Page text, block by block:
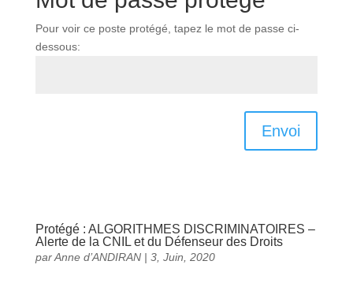
Pour voir ce poste protégé, tapez le mot de passe ci-
dessous:
Envoi
Protégé : ALGORITHMES DISCRIMINATOIRES –
Alerte de la CNIL et du Défenseur des Droits
parAnne d’ANDIRAN| 3, Juin, 2020